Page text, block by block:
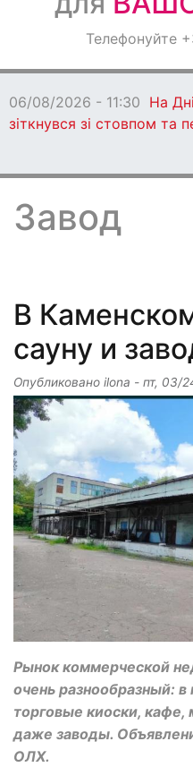
ОголошенняТелефонуйте
06/08/
Завод
В
сауну и
Опубликовано ilona - пт, 03/
Рынок коммерческой
очень разнообразный:
торговые киоски, кафе,
даже заводы.
ОЛХ.